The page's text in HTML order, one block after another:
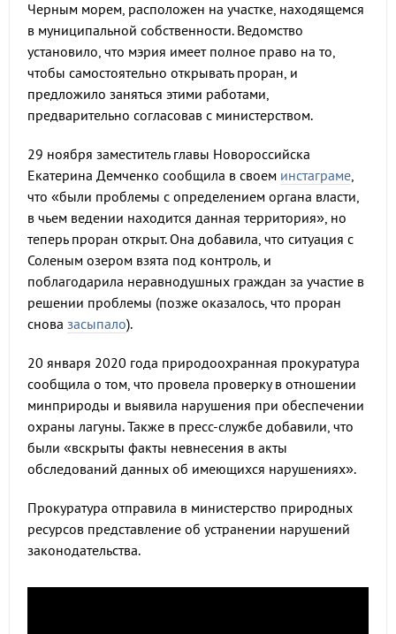
Черным морем, расположен на участке, находящемся
в муниципальной собственности. Ведомство
установило, что мэрия имеет полное право на то,
чтобы самостоятельно открывать проран, и
предложило заняться этими работами,
предварительно согласовав с министерством.
29 ноября заместитель главы Новороссийска
Екатерина Демченко сообщила в своем инстаграме,
что «были проблемы с определением органа власти,
в чьем ведении находится данная территория», но
теперь проран открыт. Она добавила, что ситуация с
Соленым озером взята под контроль, и
поблагодарила неравнодушных граждан за участие в
решении проблемы (позже оказалось, что проран
снова засыпало).
20 января 2020 года природоохранная прокуратура
сообщила о том, что провела проверку в отношении
минприроды и выявила нарушения при обеспечении
охраны лагуны. Также в пресс-службе добавили, что
были «вскрыты факты невнесения в акты
обследований данных об имеющихся нарушениях».
Прокуратура отправила в министерство природных
ресурсов представление об устранении нарушений
законодательства.